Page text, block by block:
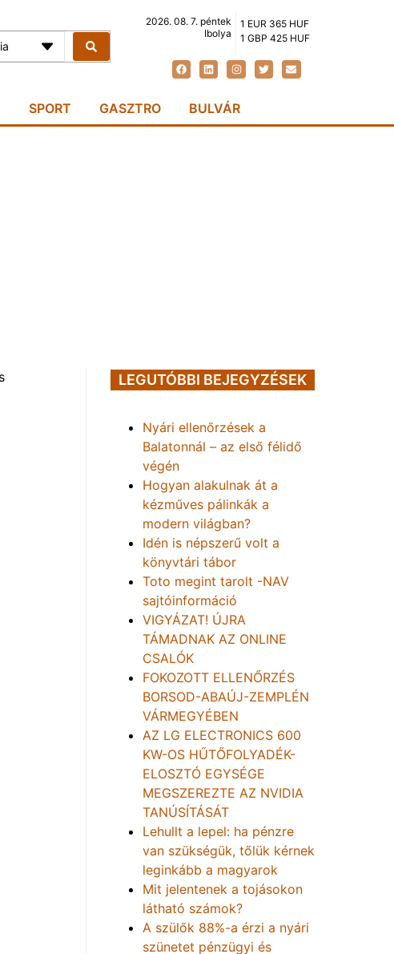
2026. 08. 7. péntek
Ibolya
1 EUR 365 HUF
1 GBP 425 HUF
SPORT GASZTRO BULVÁR
LEGUTÓBBI BEJEGYZÉSEK
Nyári ellenőrzések a
Balatonnál – az első félidő
végén
Hogyan alakulnak át a
kézműves pálinkák a
modern világban?
Idén is népszerű volt a
könyvtári tábor
Toto megint tarolt -NAV
sajtóinformáció
VIGYÁZAT! ÚJRA
TÁMADNAK AZ ONLINE
CSALÓK
FOKOZOTT ELLENŐRZÉS
BORSOD-ABAÚJ-ZEMPLÉN
VÁRMEGYÉBEN
AZ LG ELECTRONICS 600
KW-OS HŰTŐFOLYADÉK-
ELOSZTÓ EGYSÉGE
MEGSZEREZTE AZ NVIDIA
TANÚSÍTÁSÁT
Lehullt a lepel: ha pénzre
van szükségük, tőlük kérnek
leginkább a magyarok
Mit jelentenek a tojásokon
látható számok?
A szülők 88%-a érzi a nyári
szünetet pénzügyi és